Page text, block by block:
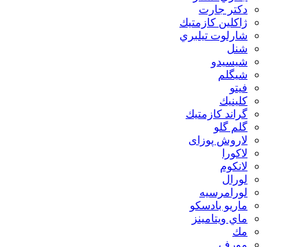
دكتر جارت
ژاكلين كازمتيك
شارلوت تيلبري
شنل
شيسيدو
شیگلم
فيتو
كلينيك
گراند كازمتيك
گلم گلو
لاروش پوزای
لاكورا
لانكوم
لورال
لورامرسيه
ماريو بادسكو
ماي ويتامينز
مك
مورف